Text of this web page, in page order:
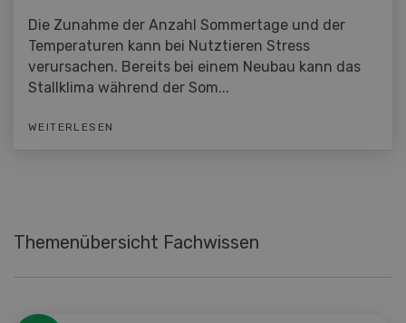
Die Zunahme der Anzahl Sommertage und der
Temperaturen kann bei Nutztieren Stress
verursachen. Bereits bei einem Neubau kann das
Stallklima während der Som...
WEITERLESEN
Themenübersicht Fachwissen